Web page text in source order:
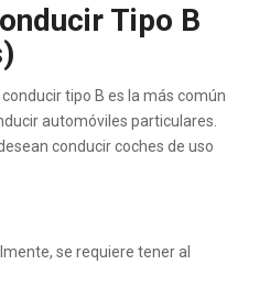
Tipo B
conducir tipo B es la más común
automóviles particulares.
conducir coches de uso
se requiere tener al